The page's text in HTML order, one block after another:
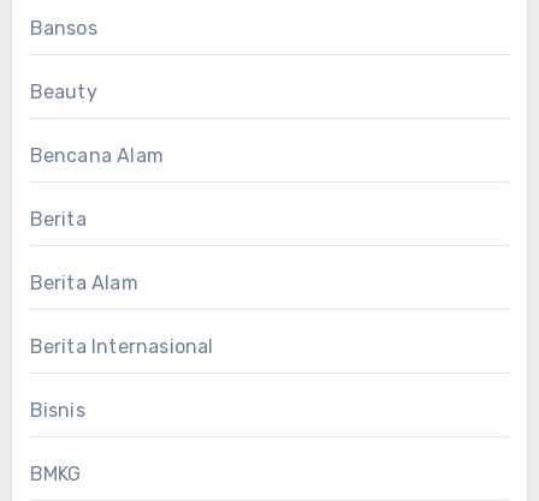
Bansos
Beauty
Bencana Alam
Berita
Berita Alam
Berita Internasional
Bisnis
BMKG